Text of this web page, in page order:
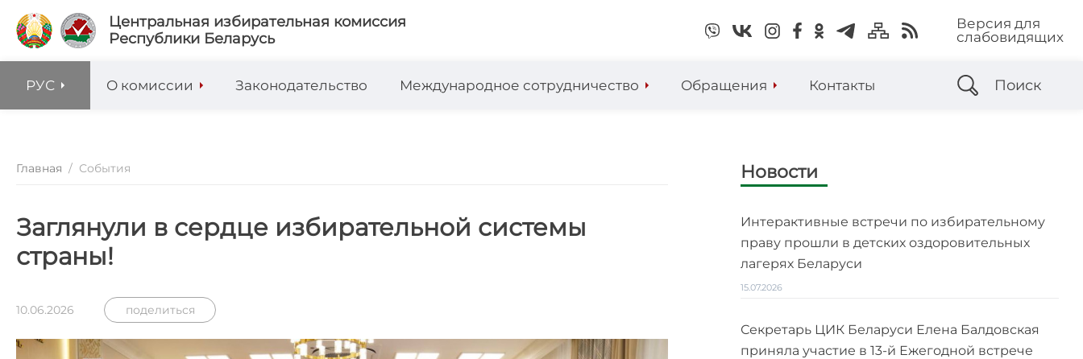
Центральная избирательная комиссия
Республики Беларусь
Версия для
слабовидящих
РУС О комиссии Законодательство Международное сотрудничество Обращения Контакты Поиск
Главная / События
Заглянули в сердце избирательной системы
страны!
10.06.2026 поделиться
Новости
Интерактивные встречи по избирательному
праву прошли в детских оздоровительных
лагерях Беларуси
15.07.2026
Секретарь ЦИК Беларуси Елена Балдовская
приняла участие в 13-й Ежегодной встрече